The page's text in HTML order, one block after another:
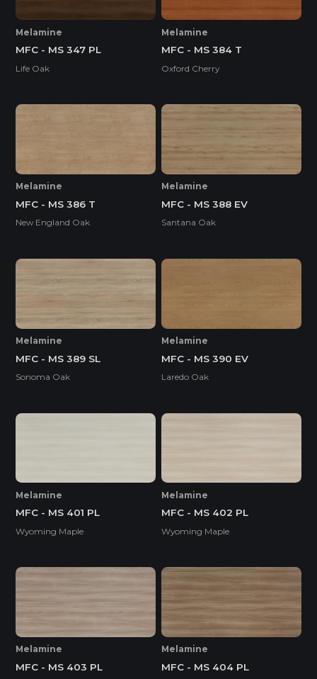
Melamine
MFC - MS 347 PL
Life Oak
Melamine
MFC - MS 384 T
Oxford Cherry
Melamine
MFC - MS 386 T
New England Oak
Melamine
MFC - MS 388 EV
Santana Oak
Melamine
MFC - MS 389 SL
Sonoma Oak
Melamine
MFC - MS 390 EV
Laredo Oak
Melamine
MFC - MS 401 PL
Wyoming Maple
Melamine
MFC - MS 402 PL
Wyoming Maple
Melamine
MFC - MS 403 PL
Melamine
MFC - MS 404 PL